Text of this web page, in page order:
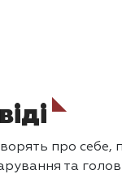
про себе,
та